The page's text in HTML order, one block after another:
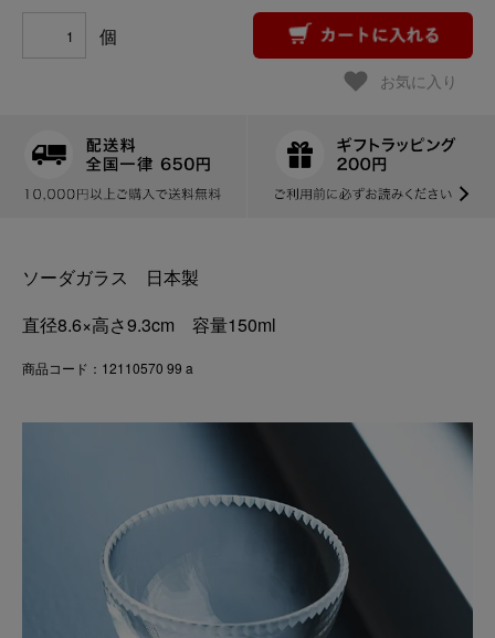
個
お気に入り
ソーダガラス 日本製
直径8.6×高さ9.3cm 容量150ml
商品コード：12110570 99 a